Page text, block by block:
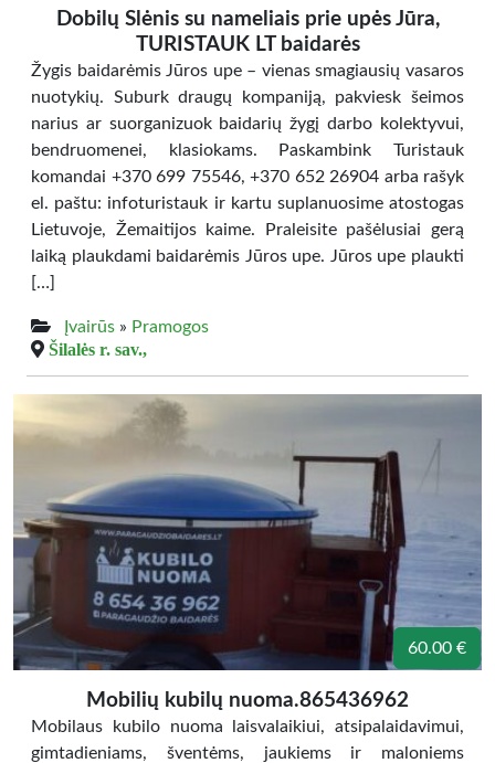
Dobilų Slėnis su nameliais prie upės Jūra,
TURISTAUK LT baidarės
Žygis baidarėmis Jūros upe – vienas smagiausių vasaros
nuotykių. Suburk draugų kompaniją, pakviesk šeimos
narius ar suorganizuok baidarių žygį darbo kolektyvui,
bendruomenei, klasiokams. Paskambink Turistauk
komandai +370 699 75546, +370 652 26904 arba rašyk
el. paštu: infoturistauk ir kartu suplanuosime atostogas
Lietuvoje, Žemaitijos kaime. Praleisite pašėlusiai gerą
laiką plaukdami baidarėmis Jūros upe. Jūros upe plaukti
[…]
Įvairūs » Pramogos
Šilalės r. sav.,
60.00 €
Mobilių kubilų nuoma.865436962
Mobilaus kubilo nuoma laisvalaikiui, atsipalaidavimui,
gimtadieniams, šventėms, jaukiems ir maloniems